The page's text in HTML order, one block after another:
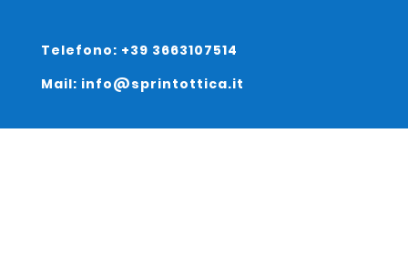
Telefono: +39 3663107514
Mail: info@sprintottica.it